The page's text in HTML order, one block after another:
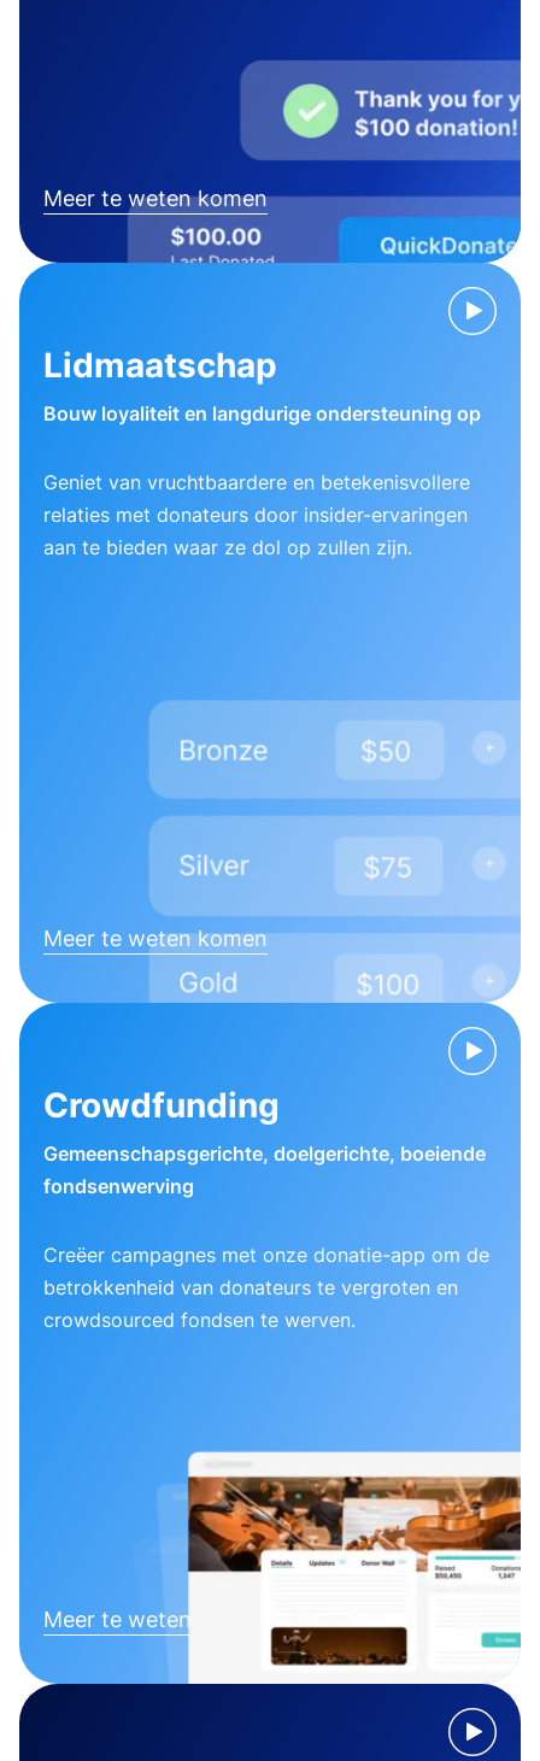
Meer te weten komen
Lidmaatschap
Bouw loyaliteit en langdurige ondersteuning op
Geniet van vruchtbaardere en betekenisvollere
relaties met donateurs door insider-ervaringen
aan te bieden waar ze dol op zullen zijn.
Meer te weten komen
Crowdfunding
Gemeenschapsgerichte, doelgerichte, boeiende
fondsenwerving
Creëer campagnes met onze donatie-app om de
betrokkenheid van donateurs te vergroten en
crowdsourced fondsen te werven.
Meer te weten komen